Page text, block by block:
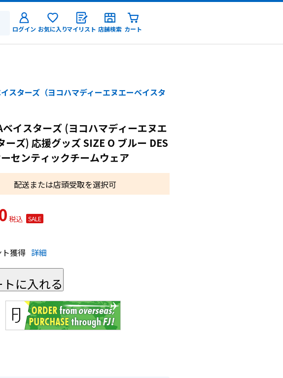
ログイン お気に入りマイリスト 店舗検索 カート
スターズ（ヨコハマディーエヌエーベイスタ
イスターズ (ヨコハマディーエヌエ
ーズ) 応援グッズ SIZE O ブルー DES
センティックチームウェア
配送または店頭受取を選択可
SALE
獲得 詳細
トに入れる